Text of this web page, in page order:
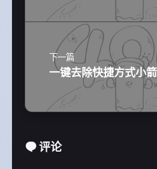
下一篇
一键去除快捷方式小
评论